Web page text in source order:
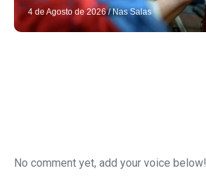
4 de Agosto de 2026 / Nas Salas
No comment yet, add your voice below!